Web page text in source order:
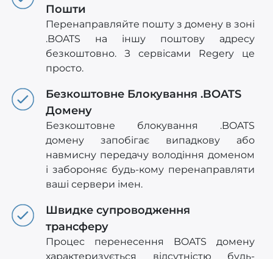
Пошти
Перенаправляйте пошту з домену в зоні
.BOATS на іншу поштову адресу
безкоштовно. З сервісами Regery це
просто.
Безкоштовне Блокування .BOATS
Домену
Безкоштовне блокування .BOATS
домену запобігає випадкову або
навмисну передачу володіння доменом
і забороняє будь-кому перенаправляти
ваші сервери імен.
Швидке супроводження
трансферу
Процес перенесення BOATS домену
характеризується відсутністю будь-